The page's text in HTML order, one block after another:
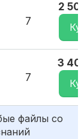
7
2
7
3
файлы со